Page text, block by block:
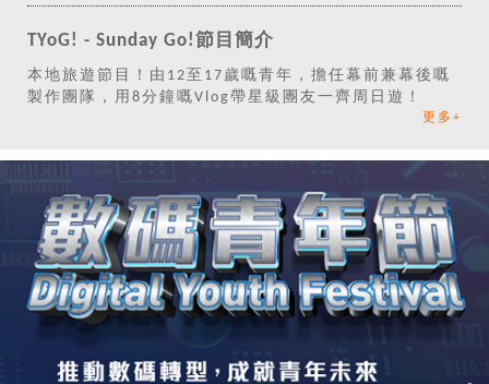
TYoG! - Sunday Go!節目簡介
本地旅遊節目！由12至17歲嘅青年，擔任幕前兼幕後嘅
製作團隊，用8分鐘嘅Vlog帶星級團友一齊周日遊！
更多+